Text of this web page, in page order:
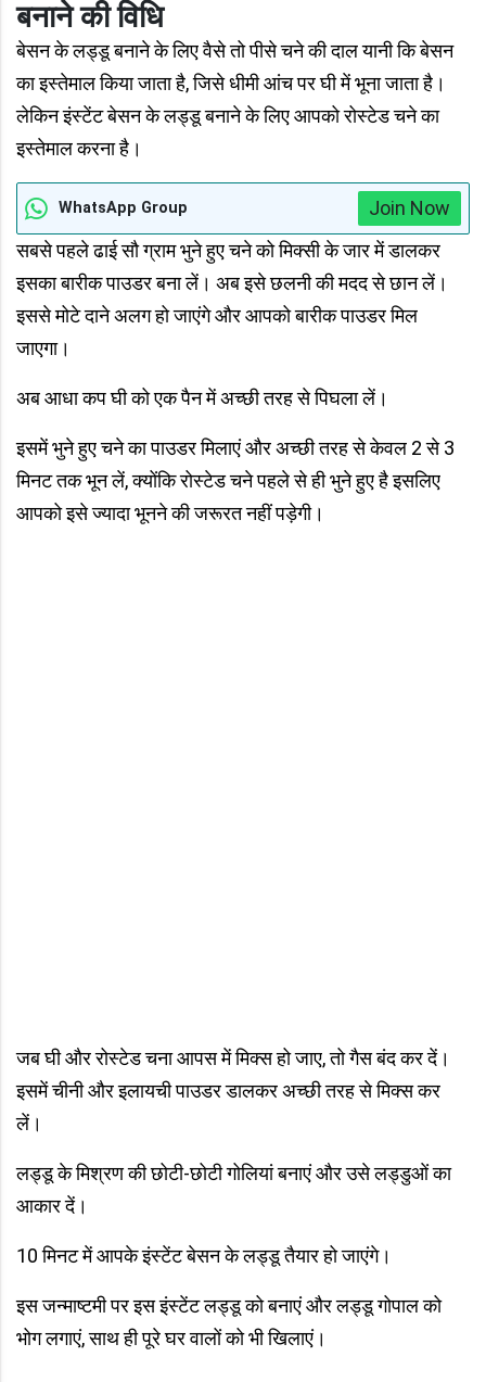
बनाने की विधि
बेसन के लड्डू बनाने के लिए वैसे तो पीसे चने की दाल यानी कि बेसन
का इस्तेमाल किया जाता है, जिसे धीमी आंच पर घी में भूना जाता है।
लेकिन इंस्टेंट बेसन के लड्डू बनाने के लिए आपको रोस्टेड चने का
इस्तेमाल करना है।
WhatsApp Group
Join Now
सबसे पहले ढाई सौ ग्राम भुने हुए चने को मिक्सी के जार में डालकर
इसका बारीक पाउडर बना लें। अब इसे छलनी की मदद से छान लें।
इससे मोटे दाने अलग हो जाएंगे और आपको बारीक पाउडर मिल
जाएगा।
अब आधा कप घी को एक पैन में अच्छी तरह से पिघला लें।
इसमें भुने हुए चने का पाउडर मिलाएं और अच्छी तरह से केवल 2 से 3
मिनट तक भून लें, क्योंकि रोस्टेड चने पहले से ही भुने हुए है इसलिए
आपको इसे ज्यादा भूनने की जरूरत नहीं पड़ेगी।
जब घी और रोस्टेड चना आपस में मिक्स हो जाए, तो गैस बंद कर दें।
इसमें चीनी और इलायची पाउडर डालकर अच्छी तरह से मिक्स कर
लें।
लड्डू के मिश्रण की छोटी-छोटी गोलियां बनाएं और उसे लड्डुओं का
आकार दें।
10 मिनट में आपके इंस्टेंट बेसन के लड्डू तैयार हो जाएंगे।
इस जन्माष्टमी पर इस इंस्टेंट लड्डू को बनाएं और लड्डू गोपाल को
भोग लगाएं, साथ ही पूरे घर वालों को भी खिलाएं।